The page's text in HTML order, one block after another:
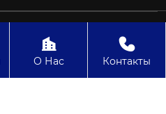
Технологии

О Нас

Контакты